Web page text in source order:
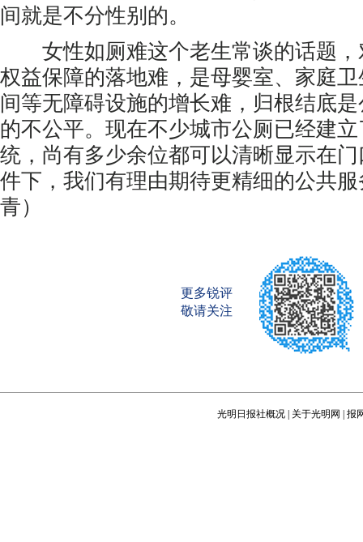
间就是不分性别的。
女性如厕难这个老生常谈的话题，
权益保障的落地难，是母婴室、家庭
间等无障碍设施的增长难，归根结底
的不公平。现在不少城市公厕已经建
统，尚有多少余位都可以清晰显示在
件下，我们有理由期待更精细的公共
青）
更多锐评
敬请关注
光明日报社概况 关于光明网 报